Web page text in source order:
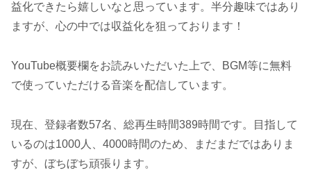
益化できたら嬉しいなと思っています。半分趣味ではあり
ますが、心の中では収益化を狙っております！
YouTube概要欄をお読みいただいた上で、BGM等に無料
で使っていただける音楽を配信しています。
現在、登録者数57名、総再生時間389時間です。目指して
いるのは1000人、4000時間のため、まだまだではありま
すが、ぼちぼち頑張ります。